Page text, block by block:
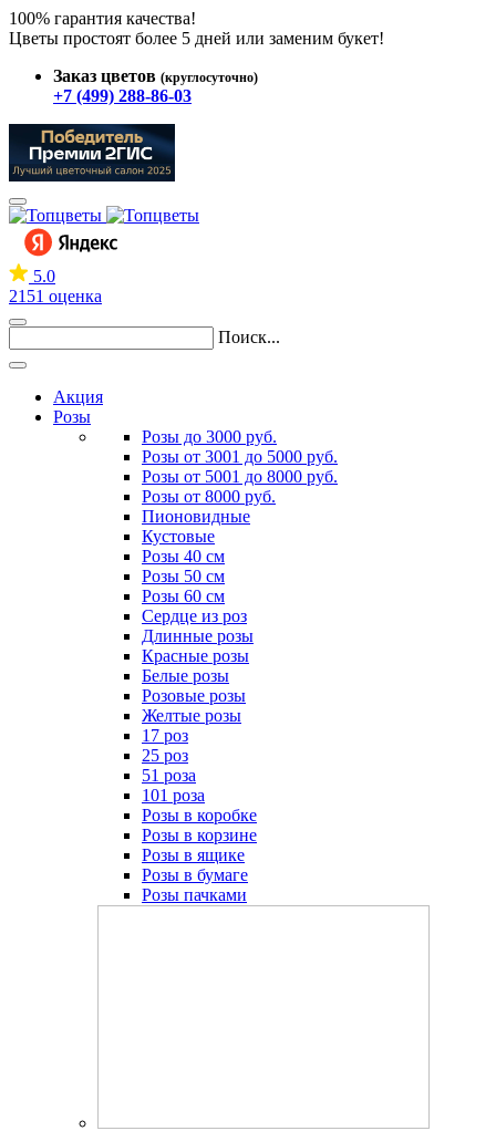
100% гарантия качества!
Цветы простоят более 5 дней или заменим букет!
Заказ цветов (круглосуточно)
+7 (499) 288-86-03
5.0
2151 оценка
Поиск...
Акция
Розы
Розы до 3000 руб.
Розы от 3001 до 5000 руб.
Розы от 5001 до 8000 руб.
Розы от 8000 руб.
Пионовидные
Кустовые
Розы 40 см
Розы 50 см
Розы 60 см
Сердце из роз
Длинные розы
Красные розы
Белые розы
Розовые розы
Желтые розы
17 роз
25 роз
51 роза
101 роза
Розы в коробке
Розы в корзине
Розы в ящике
Розы в бумаге
Розы пачками